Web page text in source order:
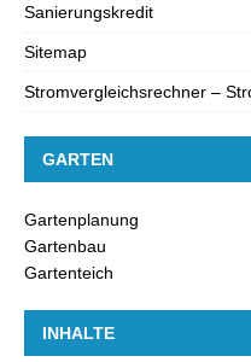
Sanierungskredit
Sitemap
Stromvergleichsrechner –
GARTEN
Gartenplanung
Gartenbau
Gartenteich
INHALTE